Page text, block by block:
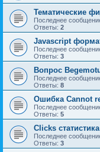
Тематические
Последнее
Ответы: 2
Javascript
Последнее
Ответы: 3
Вопрос
Последнее
Ответы: 8
Ошибка Cannot
Последнее
Ответы: 5
Clicks статистика
Последнее
Ответы: 3